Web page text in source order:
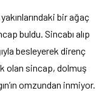
bir ağaç
buldu. Sincabı alıp
besleyerek direnç
olan sincap, dolmuş
omzundan inmiyor.